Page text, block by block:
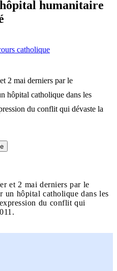
humanitaire
catholique
2 mai derniers par le
hôpital catholique dans les
du conflit qui dévaste la
et 2 mai derniers par le
un hôpital catholique dans les
du conflit qui